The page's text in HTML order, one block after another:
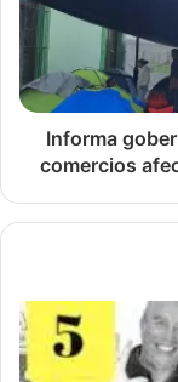
Informa
comercios